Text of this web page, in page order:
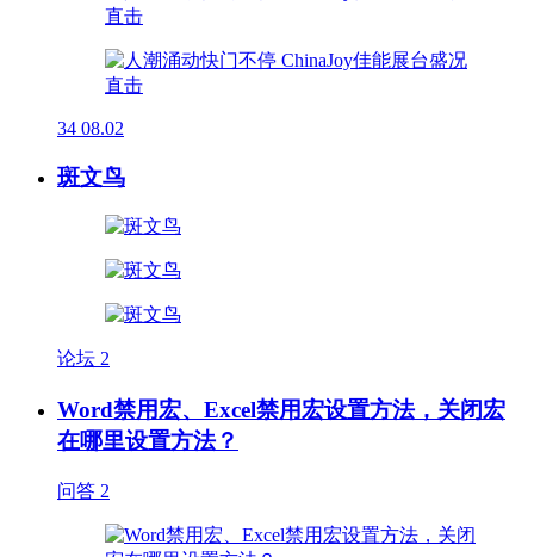
34 08.02
斑文鸟
论坛 2
Word禁用宏、Excel禁用宏设置方法，关闭宏
在哪里设置方法？
问答 2